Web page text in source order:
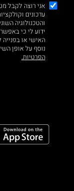
אני רוצה לקבל
עדכונים
והטכנולוגיה
ידוע לי כי
נוסף על אופן
הפרטיות.